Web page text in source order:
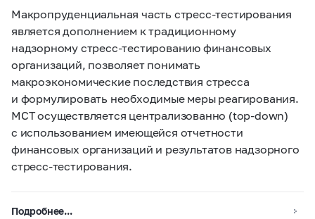
Макропруденциальная часть стресс-тестирования
является дополнением к традиционному
надзорному стресс-тестированию финансовых
организаций, позволяет понимать
макроэкономические последствия стресса
и формулировать необходимые меры реагирования.
МСТ осуществляется централизованно (top-down)
с использованием имеющейся отчетности
финансовых организаций и результатов надзорного
стресс-тестирования.
Подробнее...